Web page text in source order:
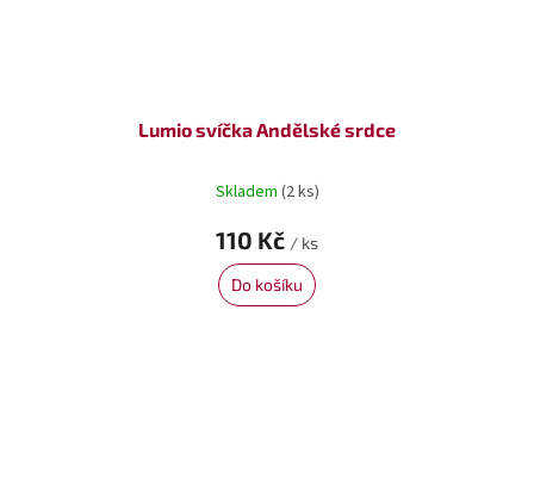
Lumio svíčka Andělské srdce
Skladem (2 ks)
110 Kč / ks
Do košíku